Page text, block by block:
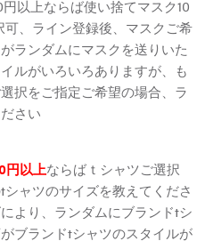
以上ならば使い捨てマスク10
、ライン登録後、マスクご希
ランダムにマスクを送りいた
ルがいろいろありますが、も
択をご指定ご希望の場合、ラ
さい
円以上ならばｔシャツご選択
ャツのサイズを教えてくださ
より、ランダムにブランドtシ
ブランドtシャツのスタイルが